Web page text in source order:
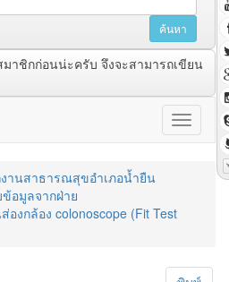
าชิกก่อนน่ะครับ จึงจะสามารถเขียน
านสาธารณสุขอำเภอน้ำยืน
ข้อมูลจากฝ่าย
งกล้อง colonoscope (Fit Test